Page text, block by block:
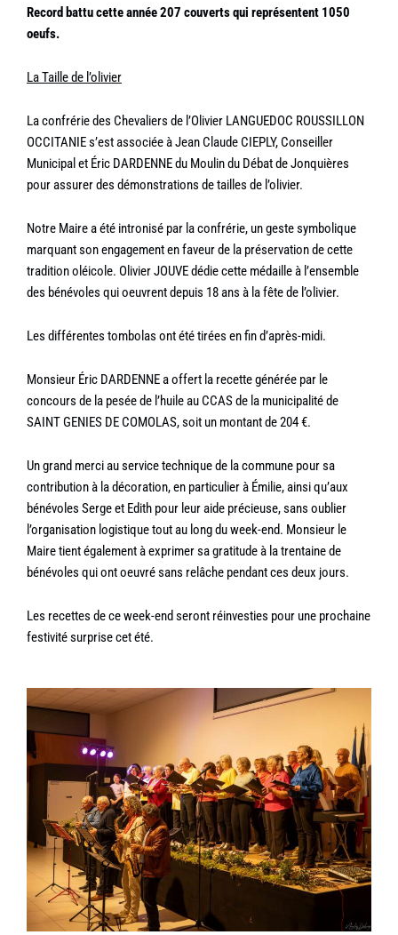
Record battu cette année 207 couverts qui représentent 1050
oeufs.
La Taille de l’olivier
La confrérie des Chevaliers de l’Olivier LANGUEDOC ROUSSILLON
OCCITANIE s’est associée à Jean Claude CIEPLY, Conseiller
Municipal et Éric DARDENNE du Moulin du Débat de Jonquières
pour assurer des démonstrations de tailles de l’olivier.
Notre Maire a été intronisé par la confrérie, un geste symbolique
marquant son engagement en faveur de la préservation de cette
tradition oléicole. Olivier JOUVE dédie cette médaille à l’ensemble
des bénévoles qui oeuvrent depuis 18 ans à la fête de l’olivier.
Les différentes tombolas ont été tirées en fin d’après-midi.
Monsieur Éric DARDENNE a offert la recette générée par le
concours de la pesée de l’huile au CCAS de la municipalité de
SAINT GENIES DE COMOLAS, soit un montant de 204 €.
Un grand merci au service technique de la commune pour sa
contribution à la décoration, en particulier à Émilie, ainsi qu’aux
bénévoles Serge et Edith pour leur aide précieuse, sans oublier
l’organisation logistique tout au long du week-end. Monsieur le
Maire tient également à exprimer sa gratitude à la trentaine de
bénévoles qui ont oeuvré sans relâche pendant ces deux jours.
Les recettes de ce week-end seront réinvesties pour une prochaine
festivité surprise cet été.